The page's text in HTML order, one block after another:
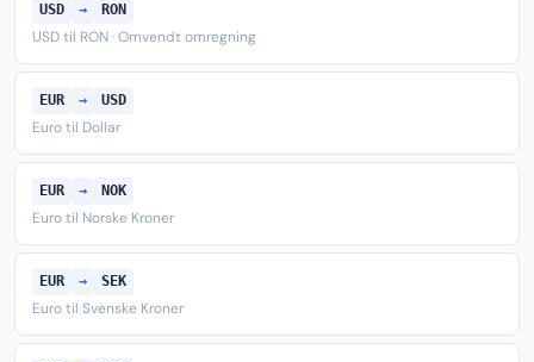
USD → RON
USD til RON · Omvendt omregning
EUR → USD
Euro til Dollar
EUR → NOK
Euro til Norske Kroner
EUR → SEK
Euro til Svenske Kroner